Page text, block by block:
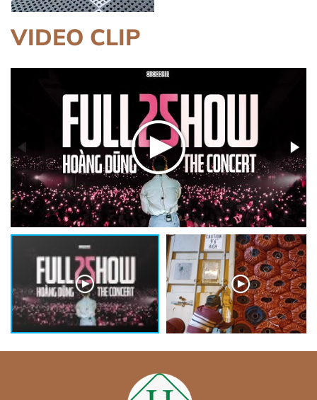
luôn tự hào mang đến cho
chất lượng, bền đẹp và thẩm
mỹ cao.
VIDEO CLIP